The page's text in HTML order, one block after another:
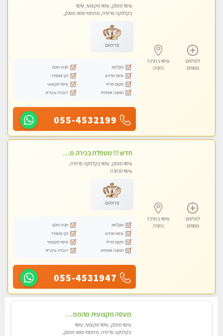
לפרטים
נוספים
עיסוי במרכז
נתניה
עיסוי מפנק, עיסוי מקצועי, עיסוי
בקלניקה פרטית, מתחמי ספא מפנק,
פרימיום
מקלחת
חניה חינם
עיסוי מרגיע
נקי ומסודר
מקום פרטי
עיסוי מקצועי
תמונה אמיתית
דוברת עיברית
055-4532199
לפרטים
נוספים
עיסוי במרכז
נתניה
חדש !!! מטפלת בכירה מקום פרטי באווירה ביתית וחמימה.
עיסוי מפנק, עיסוי בקלניקה פרטית,
עיסוי טנטרה
פרימיום
מקלחת
חניה חינם
עיסוי מרגיע
נקי ומסודר
מקום פרטי
עיסוי מקצועי
תמונה אמיתית
דוברת עיברית
055-4531947
מעסה מקצועית מהממת ובלתי נשכחת !!!! מזמינה למפגש בלתי נשכח !!!
עיסוי מפנק, עיסוי מקצועי, עיסוי
בקלניקה פרטית, מתחמי ספא מפנק,